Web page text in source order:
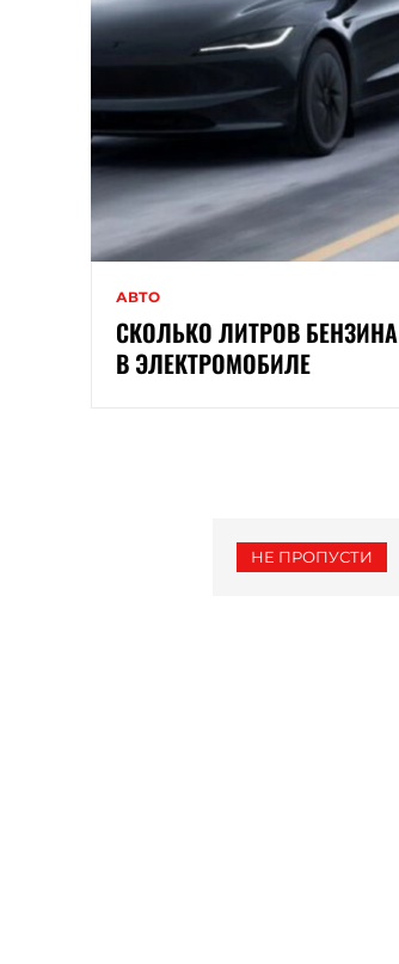
АВТО
СКОЛЬКО ЛИТРОВ
В ЭЛЕКТРОМОБИЛЕ
НЕ ПРОПУСТИ